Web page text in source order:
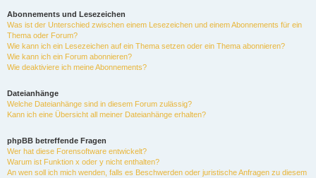
Abonnements und Lesezeichen
Was ist der Unterschied zwischen einem Lesezeichen und einem Abonnements für ein
Thema oder Forum?
Wie kann ich ein Lesezeichen auf ein Thema setzen oder ein Thema abonnieren?
Wie kann ich ein Forum abonnieren?
Wie deaktiviere ich meine Abonnements?
Dateianhänge
Welche Dateianhänge sind in diesem Forum zulässig?
Kann ich eine Übersicht all meiner Dateianhänge erhalten?
phpBB betreffende Fragen
Wer hat diese Forensoftware entwickelt?
Warum ist Funktion x oder y nicht enthalten?
An wen soll ich mich wenden, falls es Beschwerden oder juristische Anfragen zu diesem